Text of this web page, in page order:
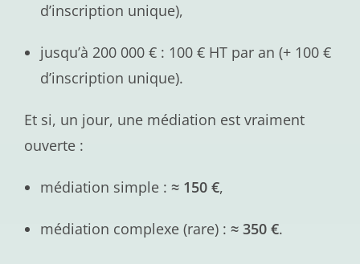
d’inscription unique),
jusqu’à 200 000 € : 100 € HT par an (+ 100 €
d’inscription unique).
Et si, un jour, une médiation est vraiment
ouverte :
médiation simple : ≈ 150 €,
médiation complexe (rare) : ≈ 350 €.